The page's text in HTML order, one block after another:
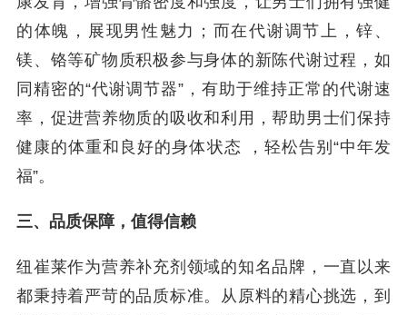
的体魄，展现男性魅力；而在代谢调节上，锌、
镁、铬等矿物质积极参与身体的新陈代谢过程，如
同精密的“代谢调节器”，有助于维持正常的代谢速
率，促进营养物质的吸收和利用，帮助男士们保持
健康的体重和良好的身体状态 ，轻松告别“中年发
福”。
三、品质保障，值得信赖
纽崔莱作为营养补充剂领域的知名品牌，一直以来
都秉持着严苛的品质标准。从原料的精心挑选，到